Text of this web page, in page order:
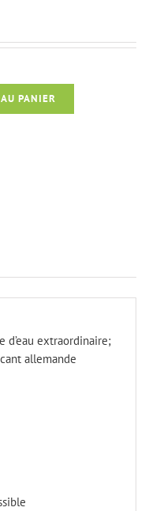
PANIER
d’eau extraordinaire;
allemande